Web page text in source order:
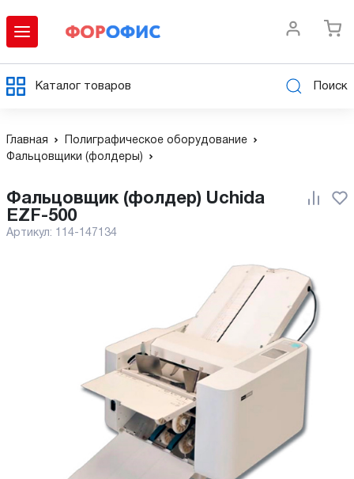
Каталог товаров Поиск
Главная
Полиграфическое оборудование
Фальцовщики (фолдеры)
Фальцовщик (фолдер) Uchida
EZF-500
Артикул: 114-147134